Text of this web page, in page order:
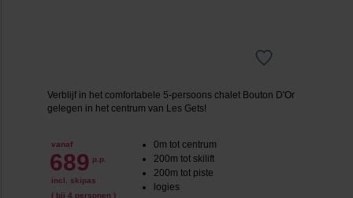
Verblijf in het comfortabele 5-persoons chalet Bouton D'Or
gelegen in het centrum van Les Gets!
vanaf
689 p.p.
incl. skipas
( bij 4 personen )
0m tot centrum
200m tot skilift
200m tot piste
logies